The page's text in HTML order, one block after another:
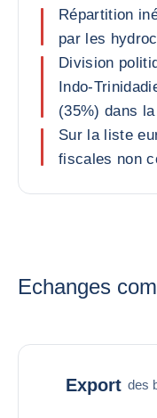
Répartition
par les
Division
Indo-
(35%) dans
Sur la liste
fiscales non
Echanges
Export des